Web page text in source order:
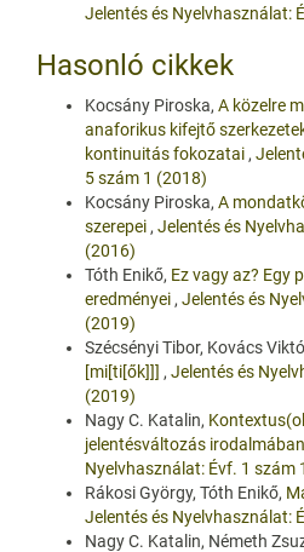
Jelentés és Nyelvhasználat:
Hasonló cikkek
Kocsány Piroska, A közelre
anaforikus kifejtő
kontinuitás fokozatai ,
5 szám 1 (2018)
Kocsány Piroska, A
szerepei , Jelentés és
(2016)
Tóth Enikő, Ez vagy az? Egy
eredményei , Jelentés és
(2019)
Szécsényi Tibor, Kovács
[mi[ti[ők]]] , Jelentés és
(2019)
Nagy C. Katalin,
jelentésváltozás irodalmában
Nyelvhasználat: Évf. 1 szám
Rákosi György, Tóth Enikő,
Jelentés és Nyelvhasználat:
Nagy C. Katalin, Németh